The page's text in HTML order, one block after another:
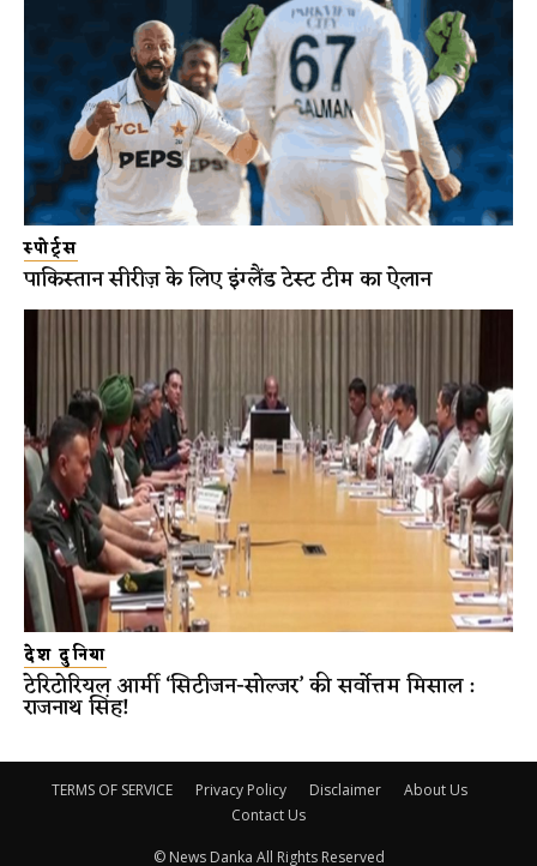
स्पोर्ट्स
पाकिस्तान सीरीज़ के लिए इंग्लैंड टेस्ट टीम का ऐलान
देश दुनिया
टेरिटोरियल आर्मी ‘सिटीजन-सोल्जर’ की सर्वोत्तम मिसाल :
राजनाथ सिंह!
TERMS OF SERVICE Privacy Policy Disclaimer
About Us
Contact Us
© News Danka All Rights Reserved